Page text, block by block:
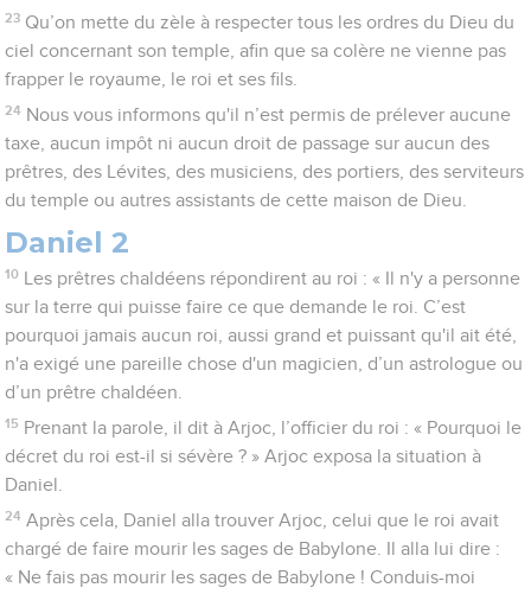
23 Qu’on mette du zèle à respecter tous les ordres du Dieu du
ciel concernant son temple, afin que sa colère ne vienne pas
frapper le royaume, le roi et ses fils.
24 Nous vous informons qu'il n’est permis de prélever aucune
taxe, aucun impôt ni aucun droit de passage sur aucun des
prêtres, des Lévites, des musiciens, des portiers, des serviteurs
du temple ou autres assistants de cette maison de Dieu.
Daniel 2
10
Les prêtres chaldéens répondirent au roi : « Il n'y a personne
sur la terre qui puisse faire ce que demande le roi. C’est
pourquoi jamais aucun roi, aussi grand et puissant qu'il ait été,
n'a exigé une pareille chose d'un magicien, d’un astrologue ou
d’un prêtre chaldéen.
15 Prenant la parole, il dit à Arjoc, l’officier du roi : « Pourquoi le
décret du roi est-il si sévère ? » Arjoc exposa la situation à
Daniel.
24 Après cela, Daniel alla trouver Arjoc, celui que le roi avait
chargé de faire mourir les sages de Babylone. Il alla lui dire :
« Ne fais pas mourir les sages de Babylone ! Conduis-moi